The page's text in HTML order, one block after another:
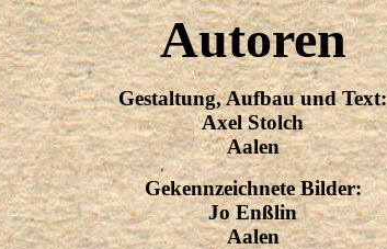
Autoren
Gestaltung, Aufbau und Text:
Axel Stolch
Aalen
Gekennzeichnete Bilder:
Jo Enßlin
Aalen